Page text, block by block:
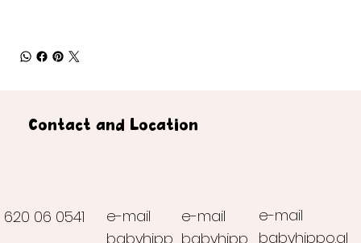
e-mail
babyhipp
Contact and Location
620 06 0541
e-mail
babyhippo.al
e-mail
babyhipp